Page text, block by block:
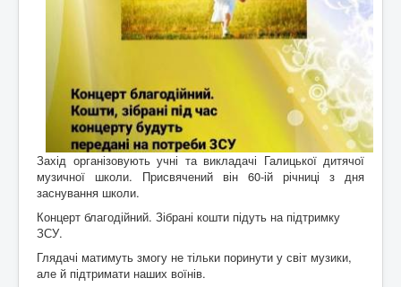
Захід організовують учні та викладачі Галицької дитячої
музичної школи. Присвячений він 60-ій річниці з дня
заснування школи.
Концерт благодійний. Зібрані кошти підуть на підтримку
ЗСУ.
Глядачі матимуть змогу не тільки поринути у світ музики,
але й підтримати наших воїнів.